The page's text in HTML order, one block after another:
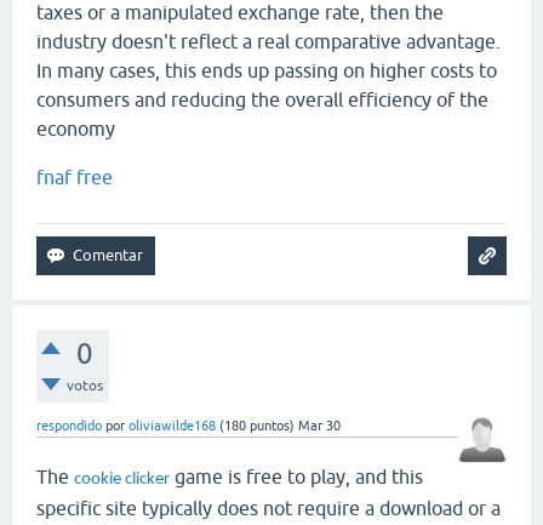
taxes or a manipulated exchange rate, then the
industry doesn't reflect a real comparative advantage.
In many cases, this ends up passing on higher costs to
consumers and reducing the overall efficiency of the
economy
fnaf free
0
votos
respondido por oliviawilde168 (180 puntos) Mar 30
The cookie clicker game is free to play, and this
specific site typically does not require a download or a